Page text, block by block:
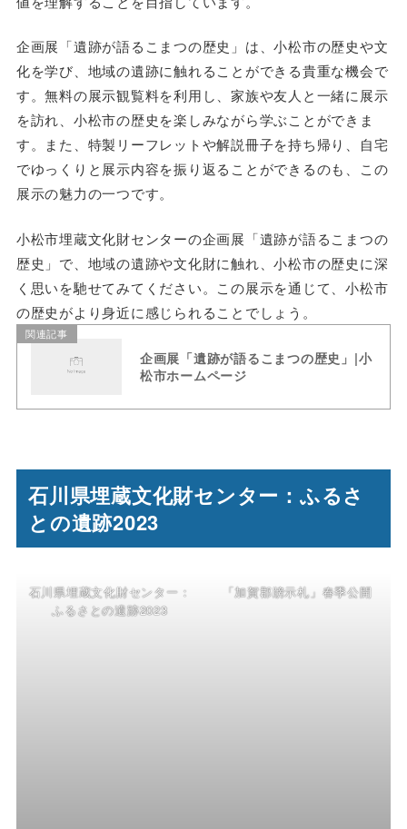
企画展「遺跡が語るこまつの歴史」は、小松市の歴史や文
化を学び、地域の遺跡に触れることができる貴重な機会で
す。無料の展示観覧料を利用し、家族や友人と一緒に展示
を訪れ、小松市の歴史を楽しみながら学ぶことができま
す。また、特製リーフレットや解説冊子を持ち帰り、自宅
でゆっくりと展示内容を振り返ることができるのも、この
展示の魅力の一つです。
小松市埋蔵文化財センターの企画展「遺跡が語るこまつの
歴史」で、地域の遺跡や文化財に触れ、小松市の歴史に深
く思いを馳せてみてください。この展示を通じて、小松市
の歴史がより身近に感じられることでしょう。
関連記事
企画展「遺跡が語るこまつの歴史」|小
松市ホームページ
石川県埋蔵文化財センター：ふるさ
との遺跡2023
石川県埋蔵文化財センター：
ふるさとの遺跡2023
「加賀郡牓示札」春季公開